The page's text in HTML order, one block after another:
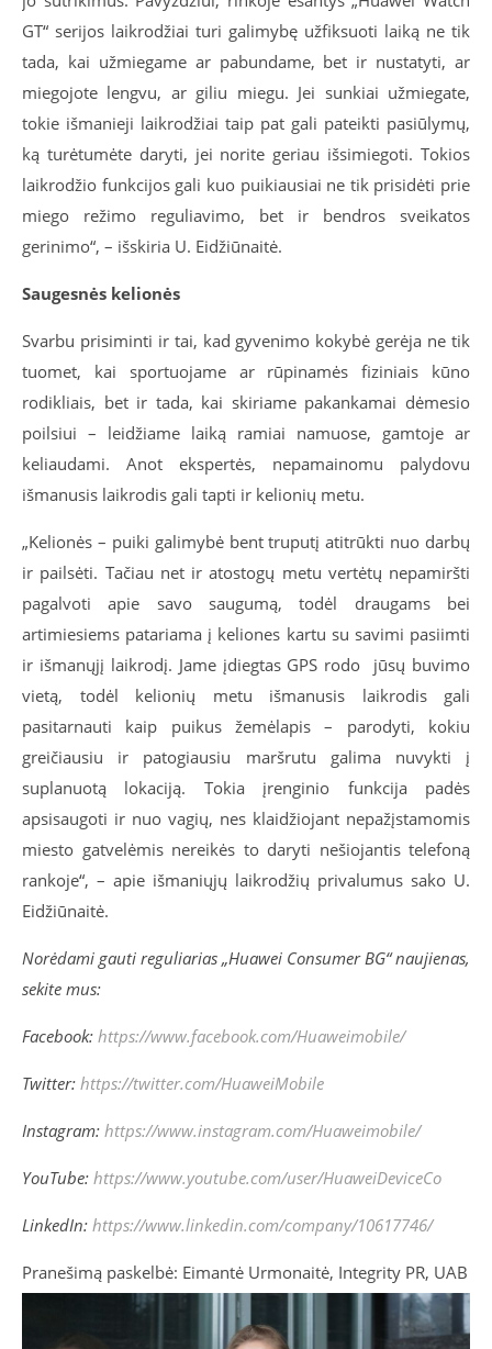
GT“ serijos laikrodžiai turi galimybę užfiksuoti laiką ne tik
tada, kai užmiegame ar pabundame, bet ir nustatyti, ar
miegojote lengvu, ar giliu miegu. Jei sunkiai užmiegate,
tokie išmanieji laikrodžiai taip pat gali pateikti pasiūlymų,
ką turėtumėte daryti, jei norite geriau išsimiegoti. Tokios
laikrodžio funkcijos gali kuo puikiausiai ne tik prisidėti prie
miego režimo reguliavimo, bet ir bendros sveikatos
gerinimo“, – išskiria U. Eidžiūnaitė.
Saugesnės kelionės
Svarbu prisiminti ir tai, kad gyvenimo kokybė gerėja ne tik
tuomet, kai sportuojame ar rūpinamės fiziniais kūno
rodikliais, bet ir tada, kai skiriame pakankamai dėmesio
poilsiui – leidžiame laiką ramiai namuose, gamtoje ar
keliaudami. Anot ekspertės, nepamainomu palydovu
išmanusis laikrodis gali tapti ir kelionių metu.
„Kelionės – puiki galimybė bent truputį atitrūkti nuo darbų
ir pailsėti. Tačiau net ir atostogų metu vertėtų nepamiršti
pagalvoti apie savo saugumą, todėl draugams bei
artimiesiems patariama į keliones kartu su savimi pasiimti
ir išmanųjį laikrodį. Jame įdiegtas GPS rodo
jūsų buvimo
vietą, todėl kelionių metu išmanusis laikrodis gali
pasitarnauti kaip puikus žemėlapis – parodyti, kokiu
greičiausiu ir patogiausiu maršrutu galima nuvykti į
suplanuotą lokaciją. Tokia įrenginio funkcija padės
apsisaugoti ir nuo vagių, nes klaidžiojant nepažįstamomis
miesto gatvelėmis nereikės to daryti nešiojantis telefoną
rankoje“, – apie išmaniųjų laikrodžių privalumus sako U.
Eidžiūnaitė.
Norėdami gauti reguliarias „Huawei Consumer BG“ naujienas,
sekite mus:
Facebook: https://www.facebook.com/Huaweimobile/
Twitter: https://twitter.com/HuaweiMobile
Instagram: https://www.instagram.com/Huaweimobile/
YouTube: https://www.youtube.com/user/HuaweiDeviceCo
LinkedIn: https://www.linkedin.com/company/10617746/
Pranešimą paskelbė: Eimantė Urmonaitė, Integrity PR, UAB